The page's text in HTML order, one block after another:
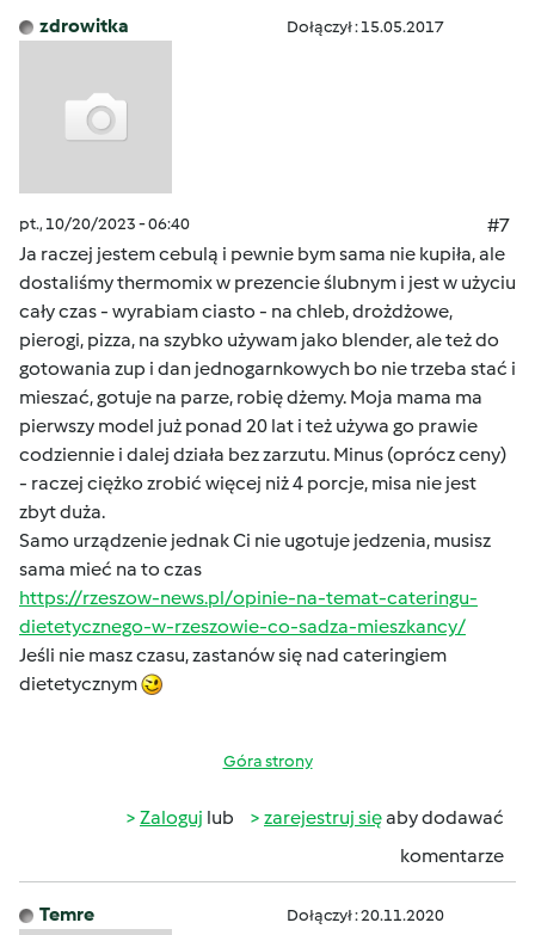
zdrowitka Dołączył : 15.05.2017
pt., 10/20/2023 - 06:40
#7
Ja raczej jestem cebulą i pewnie bym sama nie kupiła, ale
dostaliśmy thermomix w prezencie ślubnym i jest w użyciu
cały czas - wyrabiam ciasto - na chleb, drożdżowe,
pierogi, pizza, na szybko używam jako blender, ale też do
gotowania zup i dan jednogarnkowych bo nie trzeba stać i
mieszać, gotuje na parze, robię dżemy. Moja mama ma
pierwszy model już ponad 20 lat i też używa go prawie
codziennie i dalej działa bez zarzutu. Minus (oprócz ceny)
- raczej ciężko zrobić więcej niż 4 porcje, misa nie jest
zbyt duża.
Samo urządzenie jednak Ci nie ugotuje jedzenia, musisz
sama mieć na to czas
https://rzeszow-news.pl/opinie-na-temat-cateringu-
dietetycznego-w-rzeszowie-co-sadza-mieszkancy/
Jeśli nie masz czasu, zastanów się nad cateringiem
dietetycznym
Góra strony
Zaloguj lub zarejestruj sięaby dodawać
komentarze
Temre Dołączył : 20.11.2020